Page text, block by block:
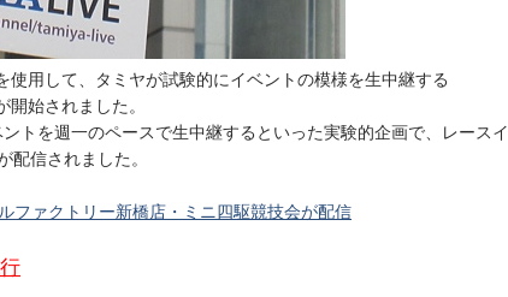
使用して、タミヤが試験的にイベントの模様を生中継する
開始されました。
トを週一のペースで生中継するといった実験的企画で、レースイ
信されました。
ファクトリー新橋店・ミニ四駆競技会が配信